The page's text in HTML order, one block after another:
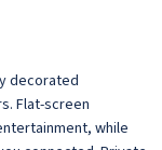
decorated
Flat-screen
while